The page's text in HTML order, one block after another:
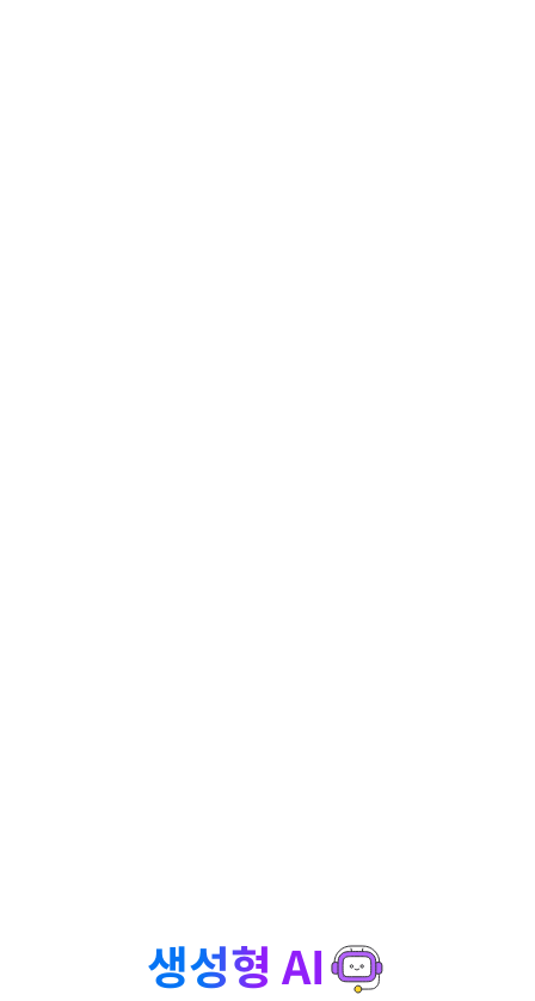
생성형 AI